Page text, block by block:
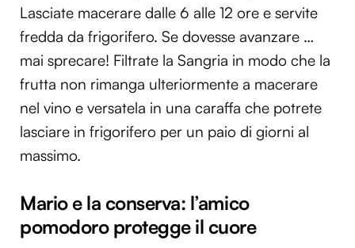
Lasciate macerare dalle 6 alle 12 ore e servite
fredda da frigorifero. Se dovesse avanzare …
mai sprecare! Filtrate la Sangria in modo che la
frutta non rimanga ulteriormente a macerare
nel vino e versatela in una caraffa che potrete
lasciare in frigorifero per un paio di giorni al
massimo.
Mario e la conserva: l’amico
pomodoro protegge il cuore